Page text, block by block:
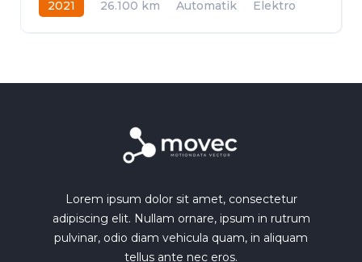
2021 26.100 km Automatik
Elektro
Lorem ipsum dolor sit amet, consectetur
adipiscing elit. Nullam ornare, ipsum in rutrum
pulvinar, odio diam vehicula quam, in aliquam
tellus ante nec eros.